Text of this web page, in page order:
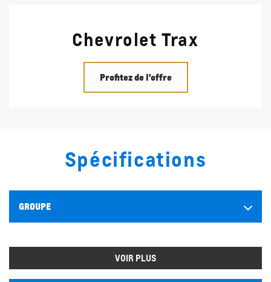
Chevrolet Trax
Profitez de l'offre
Spécifications
GROUPE
VOIR PLUS